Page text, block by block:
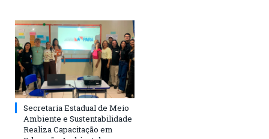
Secretaria Estadual de Meio
Ambiente e Sustentabilidade
Realiza Capacitação em